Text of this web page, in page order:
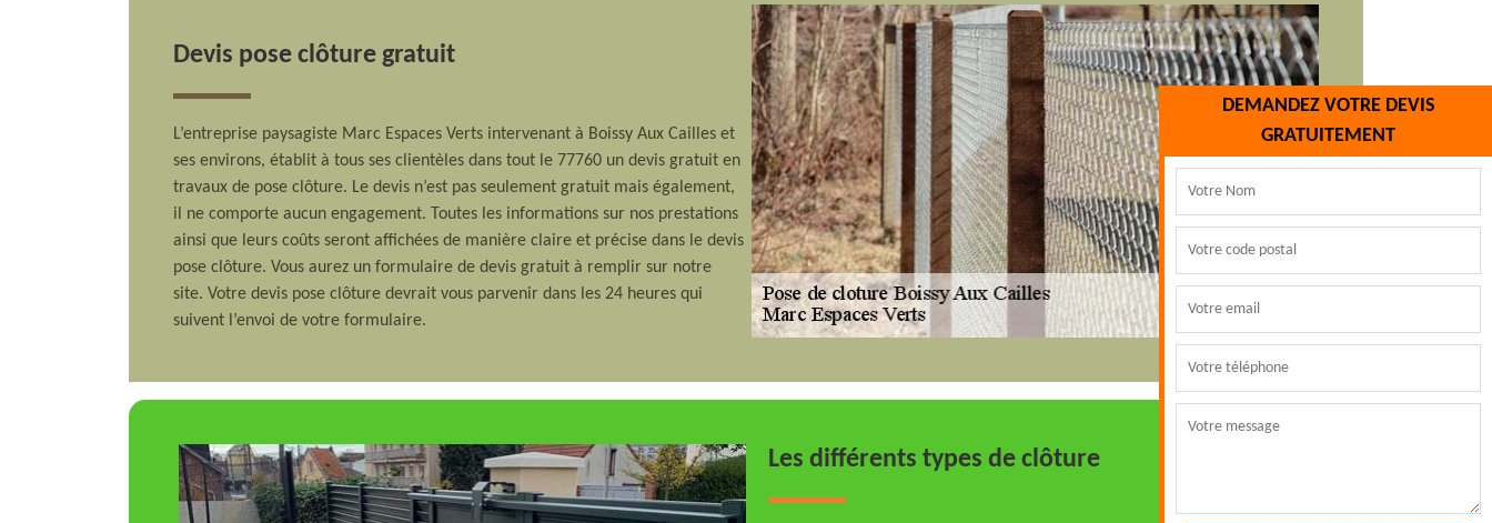
DEMANDEZ VOTRE DEVIS
GRATUITEMENT
Devis pose clôture gratuit
L’entreprise paysagiste Marc Espaces Verts intervenant à Boissy Aux Cailles et
ses environs, établit à tous ses clientèles dans tout le 77760 un devis gratuit en
travaux de pose clôture. Le devis n’est pas seulement gratuit mais également,
il ne comporte aucun engagement. Toutes les informations sur nos prestations
ainsi que leurs coûts seront affichées de manière claire et précise dans le devis
pose clôture. Vous aurez un formulaire de devis gratuit à remplir sur notre
site. Votre devis pose clôture devrait vous parvenir dans les 24 heures qui
suivent l’envoi de votre formulaire.
Les différents types de clôture